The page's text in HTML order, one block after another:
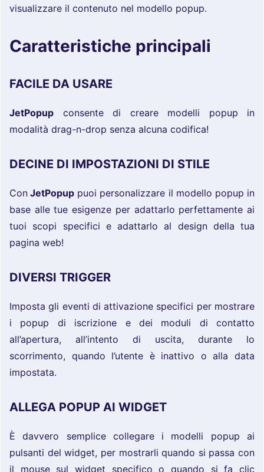
visualizzare il contenuto nel modello popup.
Caratteristiche principali
FACILE DA USARE
JetPopup consente di creare modelli popup in
modalità drag-n-drop senza alcuna codifica!
DECINE DI IMPOSTAZIONI DI STILE
Con JetPopup puoi personalizzare il modello popup in
base alle tue esigenze per adattarlo perfettamente ai
tuoi scopi specifici e adattarlo al design della tua
pagina web!
DIVERSI TRIGGER
Imposta gli eventi di attivazione specifici per mostrare
i popup di iscrizione e dei moduli di contatto
all’apertura, all’intento di uscita, durante lo
scorrimento, quando l’utente è inattivo o alla data
impostata.
ALLEGA POPUP AI WIDGET
È davvero semplice collegare i modelli popup ai
pulsanti del widget, per mostrarli quando si passa con
il mouse sul widget specifico o quando si fa clic